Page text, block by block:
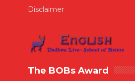
Disclaimer
The BOBs Award